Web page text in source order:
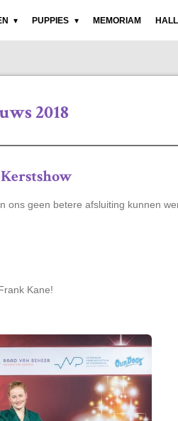
PUPPIES MEMORIAM
2018
Kerstshow
ons geen betere afsluiting kunnen
Kane!